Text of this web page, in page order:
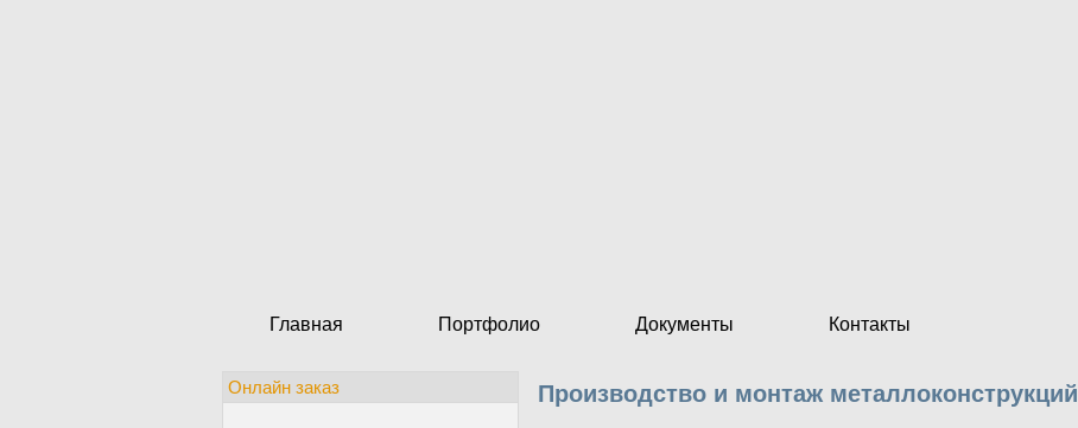
Главная Портфолио Документы Контакты
Онлайн заказ Производство и монтаж металлоконструкций